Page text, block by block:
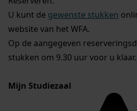
U kunt de gewenste stukken
website van het WFA.
Op de aangegeven
stukken om 9.30 uur voor u klaar.
Mijn Studiezaal